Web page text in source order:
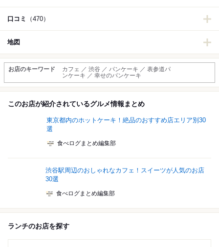
口コミ （470）
地図
お店のキーワード
カフェ ／ 渋谷 ／ パンケーキ ／ 表参道パ
ンケーキ ／ 幸せのパンケーキ
このお店が紹介されているグルメ情報まとめ
東京都内のホットケーキ！絶品のおすすめ店エリア別30
選
食べログまとめ編集部
渋谷駅周辺のおしゃれなカフェ！スイーツが人気のお店
30選
食べログまとめ編集部
ランチのお店を探す